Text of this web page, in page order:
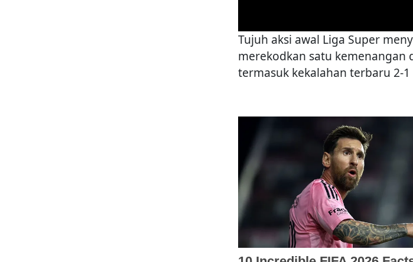
Tujuh aksi awal Liga Super
merekodkan satu kemenangan
termasuk kekalahan terbaru 2-1